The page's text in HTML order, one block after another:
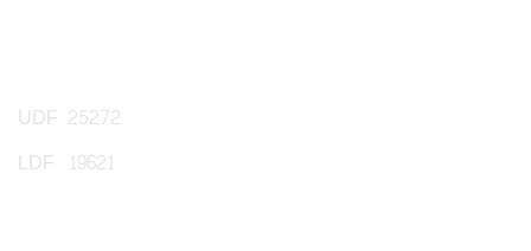
UDF 25272
LDF 19621